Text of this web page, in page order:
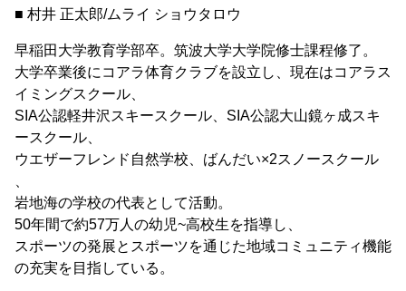
■ 村井 正太郎/ムライ ショウタロウ
早稲田大学教育学部卒。筑波大学大学院修士課程修了。
大学卒業後にコアラ体育クラブを設立し、現在はコアラス
イミングスクール、
SIA公認軽井沢スキースクール、SIA公認大山鏡ヶ成スキ
ースクール、
ウエザーフレンド自然学校、ばんだい×2スノースクール
岩地海の学校の代表として活動。
50年間で約57万人の幼児~高校生を指導し、
スポーツの発展とスポーツを通じた地域コミュニティ機能
の充実を目指している。